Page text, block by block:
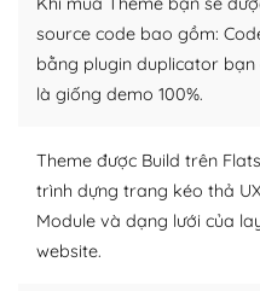
Cộng đồng sử dụng
– Đa dạng plugin và
Plugin mở rộng là thành
WordPress để tăng thêm
nhiều plugin trả phí hoặc
Nhờ lượng người dùng
source code bao gồm:
bằng plugin duplicator
là giống demo 100%.
Theme được Build trên
trình dựng trang kéo thả
Module và dạng lưới của
website.